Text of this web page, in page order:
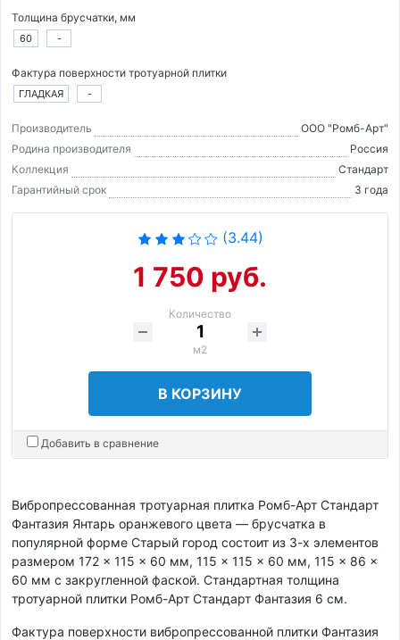
Толщина брусчатки, мм
60 -
Фактура поверхности тротуарной плитки
ГЛАДКАЯ -
Производитель
ООО "Ромб-Арт"
Родина производителя
Россия
Коллекция
Стандарт
Гарантийный срок
3 года
(3.44)
1 750 руб.
Количество
м2
В КОРЗИНУ
Добавить в сравнение
Вибропрессованная тротуарная плитка Ромб-Арт Стандарт
Фантазия Янтарь оранжевого цвета — брусчатка в
популярной форме Старый город состоит из 3-х элементов
размером 172 × 115 × 60 мм, 115 × 115 × 60 мм, 115 × 86 ×
60 мм с закругленной фаской. Стандартная толщина
тротуарной плитки Ромб-Арт Стандарт Фантазия 6 см.
Фактура поверхности вибропрессованной плитки Фантазия